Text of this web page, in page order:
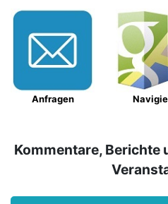
Anfragen
Kommentare, Berichte